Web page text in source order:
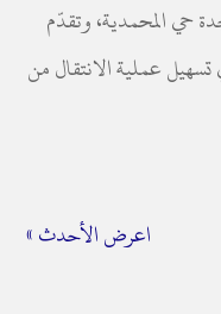
حي المحمدية، وتقدّم
عملية الانتقال من
اعرض الأحدث »